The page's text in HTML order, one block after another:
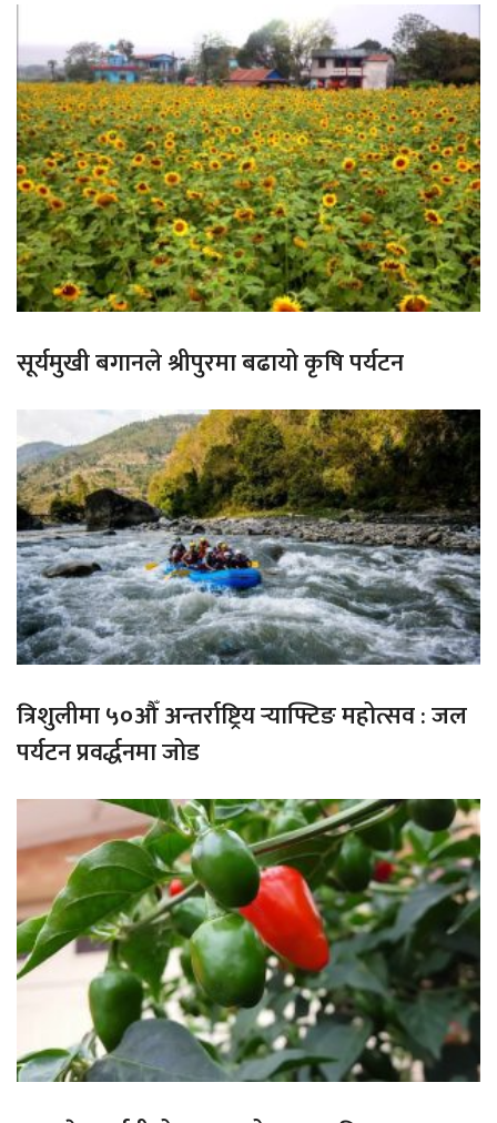
सूर्यमुखी बगानले श्रीपुरमा बढायो कृषि पर्यटन
त्रिशुलीमा ५०औँ अन्तर्राष्ट्रिय र्‍याफ्टिङ महोत्सव : जल
पर्यटन प्रवर्द्धनमा जोड